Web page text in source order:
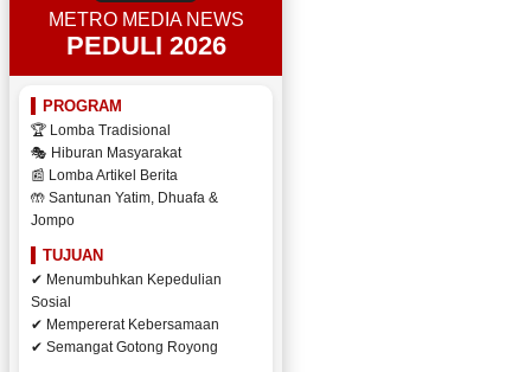
METRO MEDIA NEWS
PEDULI 2026
PROGRAM
🏆 Lomba Tradisional
🎭 Hiburan Masyarakat
📰 Lomba Artikel Berita
🤲 Santunan Yatim, Dhuafa &
Jompo
TUJUAN
✔ Menumbuhkan Kepedulian
Sosial
✔ Mempererat Kebersamaan
✔ Semangat Gotong Royong